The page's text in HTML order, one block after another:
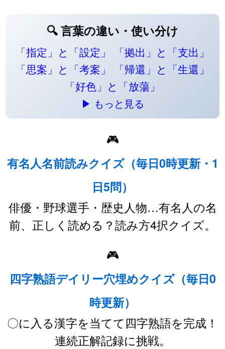
🔍 言葉の違い・使い分け
「指定」と「設定」
「拠出」と「支出」
「思案」と「考案」
「帰還」と「生還」
「好色」と「放蕩」
▶ もっと見る
🎮
有名人名前読みクイズ（毎日0時更新・1
日5問）
俳優・野球選手・歴史人物…有名人の名
前、正しく読める？読み方4択クイズ。
🎮
四字熟語デイリー穴埋めクイズ（毎日0
時更新）
〇に入る漢字を当てて四字熟語を完成！
連続正解記録に挑戦。